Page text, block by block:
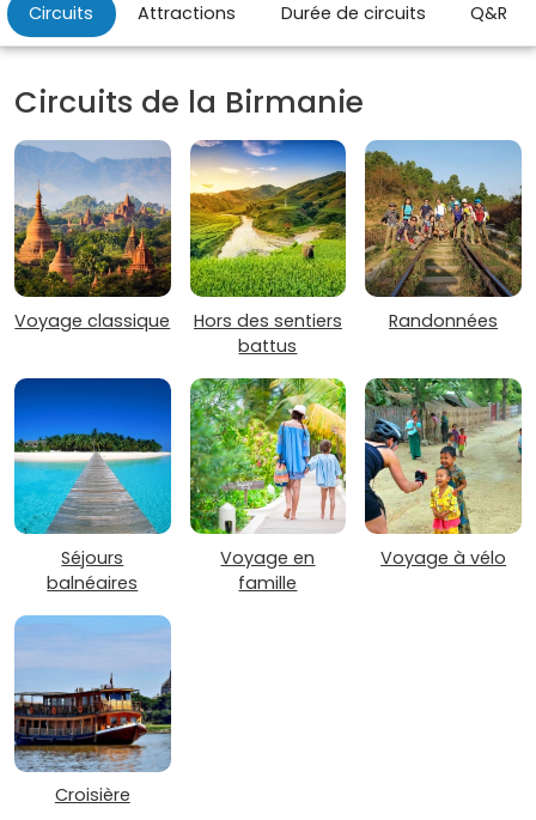
Circuits Attractions Durée de circuits Q&R
Circuits de la Birmanie
Voyage classique
Hors des sentiers
battus
Randonnées
Séjours
balnéaires
Voyage en
famille
Voyage à vélo
Croisière